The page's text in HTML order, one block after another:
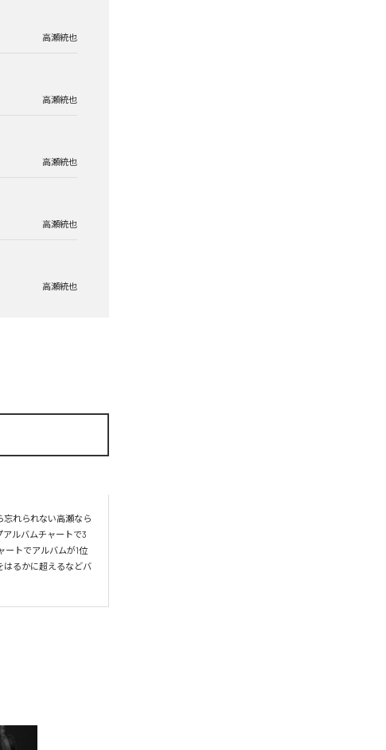
高瀬統也
高瀬統也
高瀬統也
高瀬統也
高瀬統也
忘れられない高瀬なら
ルバムチャートで3
ートでアルバムが1位
はるかに超えるなどバ